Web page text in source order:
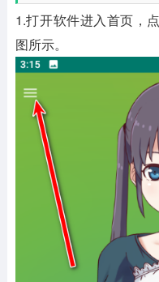
1.打开软件进入首页，
图所示。